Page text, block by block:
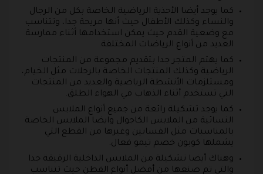
كما يوجد أيضا الأحذية الرياضية الخاصة بكل من الرجال
والنساء وكذلك الأطفال حيث أنها مريحة جدا، وتتناسب
مع وضعية القدم حيث يمكن استخدامها أثناء ممارسة
العديد من أنواع الرياضات المختلفة.
كما يهتم المتجر جدا بتقديم مجموعة من المنتجات
الرياضية وكذلك المنتجات الخاصة بالرحلات مثل الخيام،
ومستلزمات الأنشطة الرياضية والعديد من المنتجات
التي تستخدم أثناء الذهاب في الهواء الطلق.
كما يوجد تشكيلة رائعة من جميع أنواع الملابس
النسائية من الملابس الكاجوال وايضا الملابس الخاصة
بالمناسبات مثل الفساتين وغيرها من القطع التي
يشملها كوبون خصم تيمو فعال.
وهناك أيضا تشكيلة من الملابس الداخلية الرقيقة جدا
والتي تم صنعها من أفضل أنواع القطن حيث تتناسب